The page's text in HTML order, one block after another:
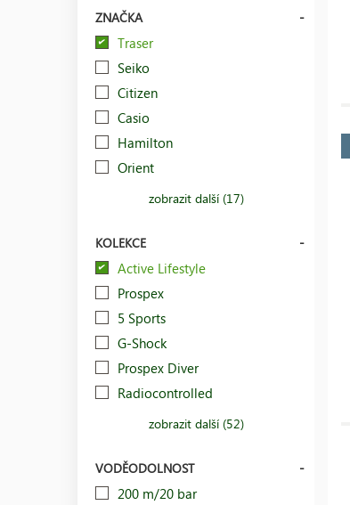
ZNAČKA
Traser
Seiko
Citizen
Casio
Hamilton
Orient
zobrazit další (17)
KOLEKCE
Active Lifestyle
Prospex
5 Sports
G-Shock
Prospex Diver
Radiocontrolled
zobrazit další (52)
VODĚODOLNOST
200 m/20 bar